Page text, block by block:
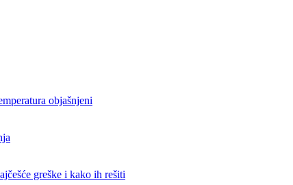
objašnjeni
greške i kako ih rešiti